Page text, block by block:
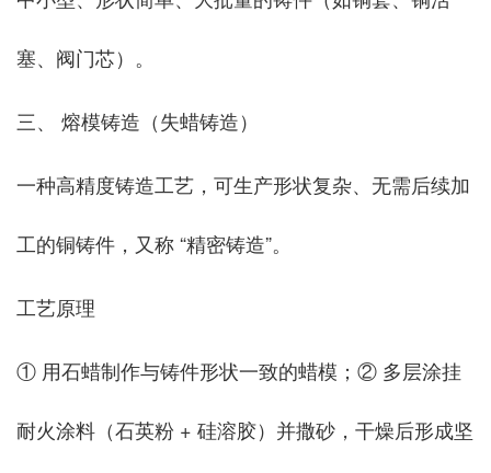
塞、阀门芯）。
三、 熔模铸造（失蜡铸造）
一种高精度铸造工艺，可生产形状复杂、无需后续加
工的铜铸件，又称 “精密铸造”。
工艺原理
① 用石蜡制作与铸件形状一致的蜡模；② 多层涂挂
耐火涂料（石英粉 + 硅溶胶）并撒砂，干燥后形成坚